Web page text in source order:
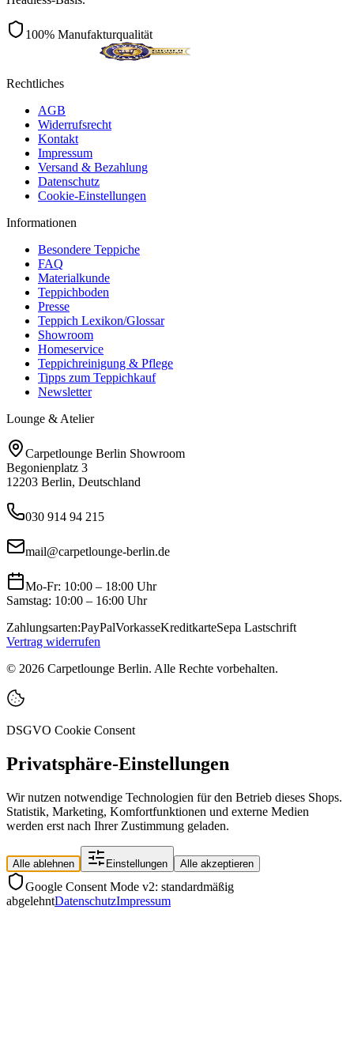
100% Manufakturqualität
Rechtliches
AGB
Widerrufsrecht
Kontakt
Impressum
Versand & Bezahlung
Datenschutz
Cookie-Einstellungen
Informationen
Besondere Teppiche
FAQ
Materialkunde
Teppichboden
Presse
Teppich Lexikon/Glossar
Showroom
Homeservice
Teppichreinigung & Pflege
Tipps zum Teppichkauf
Newsletter
Lounge & Atelier
Carpetlounge Berlin Showroom
Begonienplatz 3
12203 Berlin, Deutschland
030 914 94 215
mail@carpetlounge-berlin.de
Mo-Fr: 10:00 – 18:00 Uhr
Samstag: 10:00 – 16:00 Uhr
Zahlungsarten:PayPalVorkasseKreditkarteSepa Lastschrift
Vertrag widerrufen
© 2026 Carpetlounge Berlin. Alle Rechte vorbehalten.
DSGVO Cookie Consent
Privatsphäre-Einstellungen
Wir nutzen notwendige Technologien für den Betrieb dieses Shops.
Statistik, Marketing, Komfortfunktionen und externe Medien
werden erst nach Ihrer Zustimmung geladen.
Alle ablehnen Einstellungen Alle akzeptieren
Google Consent Mode v2: standardmäßig
abgelehntDatenschutzImpressum